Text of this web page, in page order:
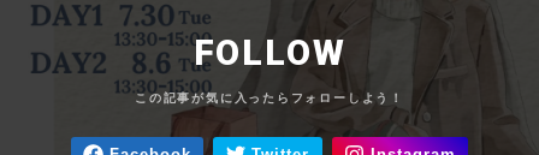
FOLLOW